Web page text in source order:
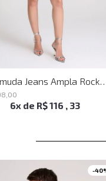
Bermuda Jeans Ampla
00
6x de R$116 , 33
-